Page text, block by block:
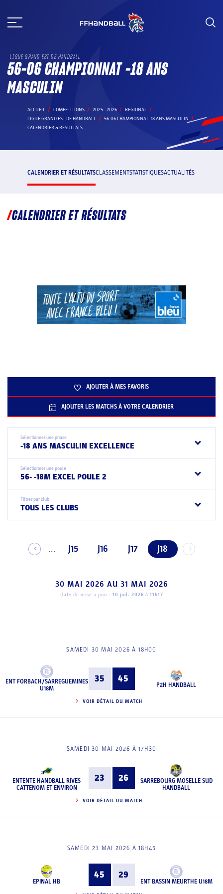
au
LIGUE GRAND EST DE HANDBALL
56-06 CHAMPIONNAT -18 ANS
MASCULIN
ACCUEIL COMPÉTITIONS 2025 - 2026
REGIONAL
LIGUE GRAND EST DE HANDBALL
56-06 CHAMPIONNAT -18 ANS MASCULIN
CALENDRIER & RÉSULTATS
CALENDRIER ET RÉSULTATSCLASSEMENTSTATISTIQUESACTUALITÉS
CALENDRIER ET RÉSULTATS
AJOUTER À MES FAVORIS
AJOUTER LES MATCHS À VOTRE CALENDRIER
Sélectionner une phase
-18 ANS MASCULIN EXCELLENCE
Sélectionner une poule
56- -18M EXCEL POULE 2
Filtrer par club
TOUS LES CLUBS
... J15 J16 J17 J18
30 MAI 2026 AU 31 MAI 2026
Date de mise à jour : 10 juil. 2026 à 11h17
SAMEDI 30 MAI 2026 À 18H00
ENT FORBACH/SARREGUEMINES
U18M
35 45
P2H HANDBALL
VOIR DÉTAIL DU MATCH
SAMEDI 30 MAI 2026 À 17H30
ENTENTE HANDBALL RIVES
CATTENOM ET ENVIRON
23 26
SARREBOURG MOSELLE SUD
HANDBALL
VOIR DÉTAIL DU MATCH
SAMEDI 23 MAI 2026 À 18H45
EPINAL HB
45 29
ENT BASSIN MEURTHE U18M